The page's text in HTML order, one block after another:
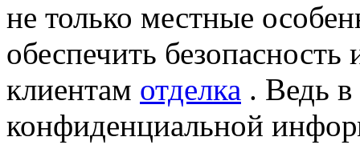
не только местные
обеспечить
клиентам отделка . Ведь
конфиденциальной